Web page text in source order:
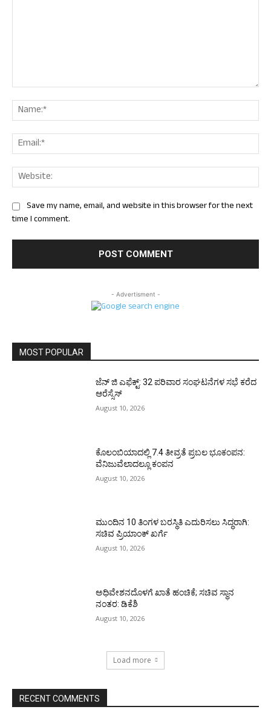
Save my name, email, and website in this browser for the next
time I comment.
- Advertisment -
MOST POPULAR
ಜೆನ್ ಜಿ ಎಫೆಕ್ಟ್: 32 ಪರಿವಾರ ಸಂಘಟನೆಗಳ ಸಭೆ ಕರೆದ
ಆರೆಸ್ಸೆಸ್
August 10, 2026
ಕೊಲಂಬಿಯಾದಲ್ಲಿ 7.4 ತೀವ್ರತೆ ಪ್ರಬಲ ಭೂಕಂಪನ:
ವೆನಿಜುವೆಲಾದಲ್ಲೂ ಕಂಪನ
August 10, 2026
ಮುಂದಿನ 10 ತಿಂಗಳ ಬರಸ್ಥಿತಿ ಎದುರಿಸಲು ಸಿದ್ಧರಾಗಿ:
ಸಚಿವ ಪ್ರಿಯಾಂಕ್ ಖರ್ಗೆ
August 10, 2026
ಅಧಿವೇಶನದೊಳಗೆ ಖಾತೆ ಹಂಚಿಕೆ; ಸಚಿವ ಸ್ಥಾನ
ನಂತರ: ಡಿಕೆಶಿ
August 10, 2026
Load more
RECENT COMMENTS